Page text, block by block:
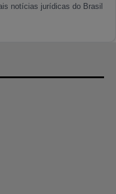
notícias jurídicas do Brasil